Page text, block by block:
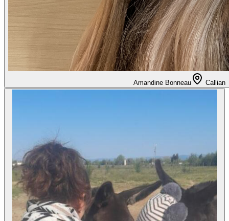
Amandine Bonneau Callian